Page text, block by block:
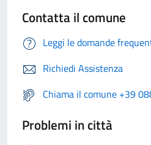
Contatta il comune
Leggi le domande
Richiedi Assistenza
Chiama il comune +39
Problemi in città